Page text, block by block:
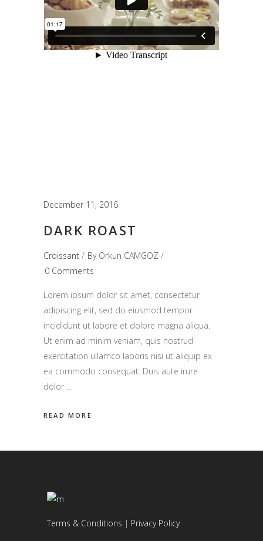
December 11, 2016
DARK ROAST
Croissant By Orkun CAMGOZ
0 Comments
Lorem ipsum dolor sit amet, consectetur
adipiscing elit, sed do eiusmod tempor
incididunt ut labore et dolore magna aliqua.
Ut enim ad minim veniam, quis nostrud
exercitation ullamco laboris nisi ut aliquip ex
ea commodo consequat. Duis aute irure
dolor
READ MORE
Terms & Conditions | Privacy Policy